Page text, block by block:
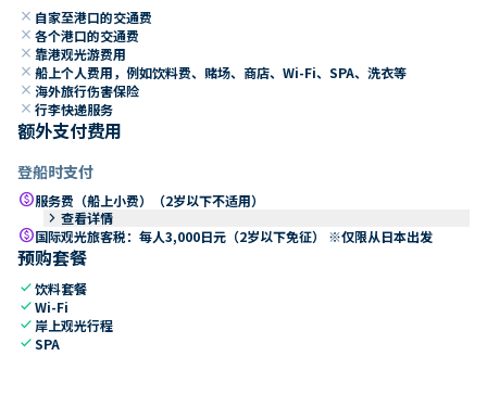
close 自家至港口的交通费
close 各个港口的交通费
close 靠港观光游费用
close 船上个人费用，例如饮料费、赌场、商店、Wi-Fi、SPA、洗衣等
close 海外旅行伤害保险
close 行李快递服务
额外支付费用
登船时支付
paid服务费（船上小费）（2岁以下不适用）
keyboard_arrow_right 查看详情
paid国际观光旅客税：每人3,000日元（2岁以下免征） ※仅限从日本出发
预购套餐
check饮料套餐
checkWi-Fi
check 岸上观光行程
checkSPA